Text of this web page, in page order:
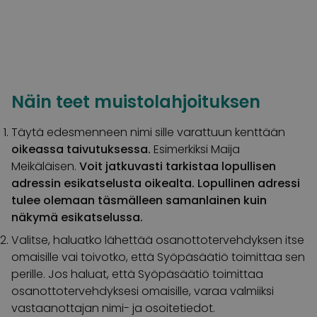
Näin teet muistolahjoituksen
Täytä edesmenneen nimi sille varattuun kenttään
oikeassa taivutuksessa. Esimerkiksi Maija
Meikäläisen. Voit jatkuvasti tarkistaa lopullisen
adressin esikatselusta oikealta. Lopullinen adressi
tulee olemaan täsmälleen samanlainen kuin
näkymä esikatselussa.
Valitse, haluatko lähettää osanottotervehdyksen itse
omaisille vai toivotko, että Syöpäsäätiö toimittaa sen
perille. Jos haluat, että Syöpäsäätiö toimittaa
osanottotervehdyksesi omaisille, varaa valmiiksi
vastaanottajan nimi- ja osoitetiedot.